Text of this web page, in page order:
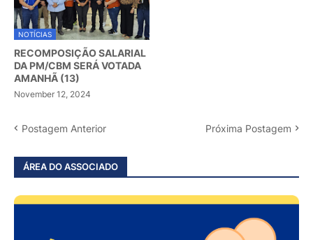
NOTÍCIAS
RECOMPOSIÇÃO SALARIAL
DA PM/CBM SERÁ VOTADA
AMANHÃ (13)
November 12, 2024
Postagem Anterior Próxima Postagem
ÁREA DO ASSOCIADO